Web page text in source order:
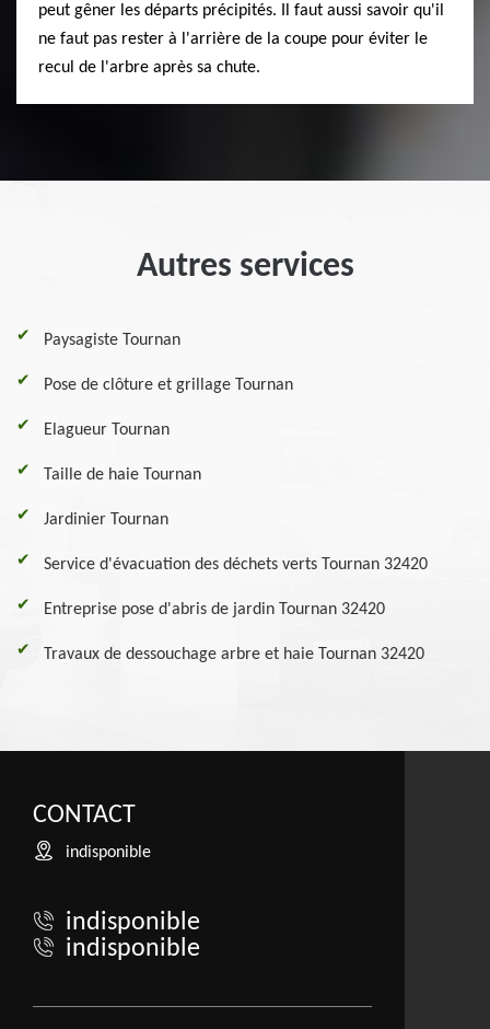
peut gêner les départs précipités. Il faut aussi savoir qu'il
ne faut pas rester à l'arrière de la coupe pour éviter le
recul de l'arbre après sa chute.
Autres services
Paysagiste Tournan
Pose de clôture et grillage Tournan
Elagueur Tournan
Taille de haie Tournan
Jardinier Tournan
Service d'évacuation des déchets verts Tournan 32420
Entreprise pose d'abris de jardin Tournan 32420
Travaux de dessouchage arbre et haie Tournan 32420
CONTACT
indisponible
indisponible
indisponible